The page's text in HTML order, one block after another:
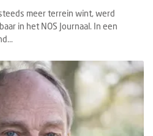
meer terrein wint, werd
in het NOS Journaal. In een